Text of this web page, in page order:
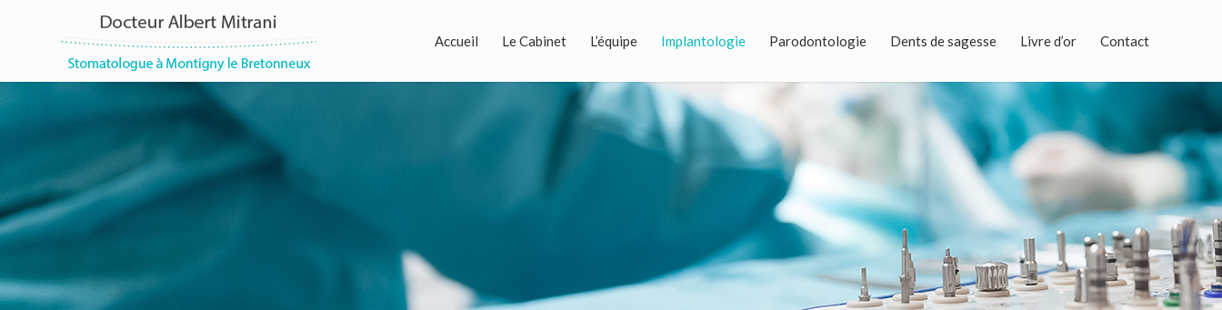
Accueil Le Cabinet L’équipe Implantologie Parodontologie Dents de sagesse Livre d’or Contact